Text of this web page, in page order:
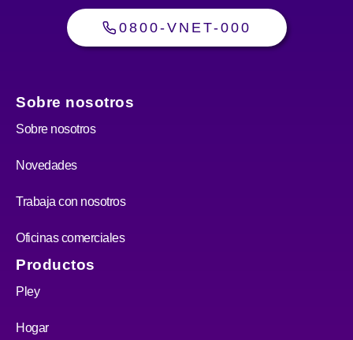
0800-VNET-000
Sobre nosotros
Sobre nosotros
Novedades
Trabaja con nosotros
Oficinas comerciales
Productos
Pley
Hogar